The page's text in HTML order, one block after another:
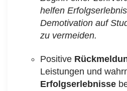
helfen
Demotivation auf
zu vermeiden.
Positive
Leistungen und
Erfolgserlebnisse